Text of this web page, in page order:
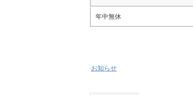
年中無休
-お知らせ